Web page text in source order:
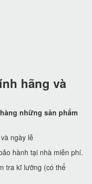
hãng và
những sản phẩm
ngày lễ
hành tại nhà miễn phí.
tra kĩ lưỡng (có thể